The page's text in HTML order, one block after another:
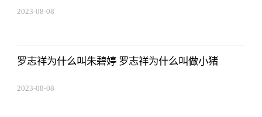
2023-08-08
罗志祥为什么叫朱碧婷 罗志祥为什么叫做小猪
2023-08-08